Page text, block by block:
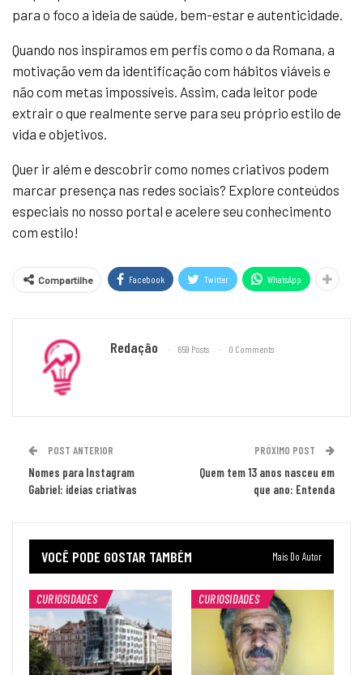
para o foco a ideia de saúde, bem-estar e autenticidade.
Quando nos inspiramos em perfis como o da Romana, a
motivação vem da identificação com hábitos viáveis e
não com metas impossíveis. Assim, cada leitor pode
extrair o que realmente serve para seu próprio estilo de
vida e objetivos.
Quer ir além e descobrir como nomes criativos podem
marcar presença nas redes sociais? Explore conteúdos
especiais no nosso portal e acelere seu conhecimento
com estilo!
Compartilhe Facebook Twitter WhatsApp
Redação 659 Posts 0 Comments
POST ANTERIOR
Nomes para Instagram
Gabriel: ideias criativas
PRÓXIMO POST
Quem tem 13 anos nasceu em
que ano: Entenda
VOCÊ PODE GOSTAR TAMBÉM Mais Do Autor
CURIOSIDADES CURIOSIDADES